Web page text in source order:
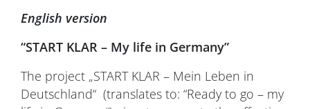
English version
“START KLAR – My life in Germany”
The project „START KLAR – Mein Leben in
Deutschland“ (translates to: “Ready to go – my